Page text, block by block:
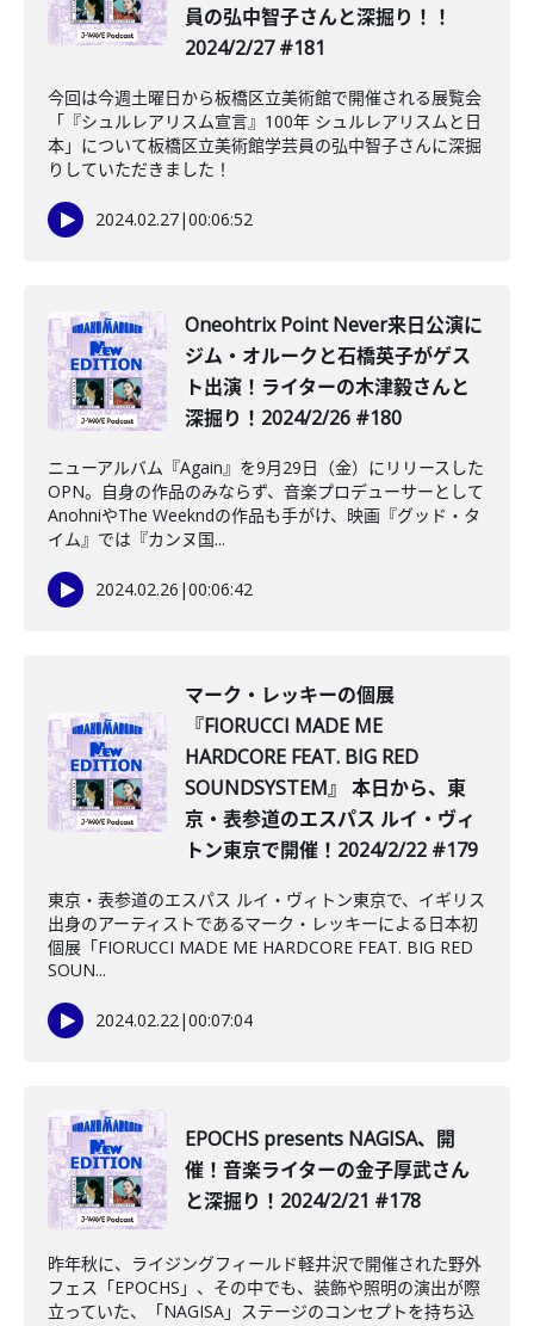
員の弘中智子さんと深掘り！！
2024/2/27 #181
今回は今週土曜日から板橋区立美術館で開催される展覧会
「『シュルレアリスム宣言』100年 シュルレアリスムと日
本」について板橋区立美術館学芸員の弘中智子さんに深掘
りしていただきました！
2024.02.27|00:06:52
Oneohtrix Point Never来日公演に
ジム・オルークと石橋英子がゲス
ト出演！ライターの木津毅さんと
深掘り！2024/2/26 #180
ニューアルバム『Again』を9月29日（金）にリリースした
OPN。自身の作品のみならず、音楽プロデューサーとして
AnohniやThe Weekndの作品も手がけ、映画『グッド・タ
イム』では『カンヌ国...
2024.02.26 |00:06:42
マーク・レッキーの個展
『FIORUCCI MADE ME
HARDCORE FEAT. BIG RED
SOUNDSYSTEM』 本日から、東
京・表参道のエスパス ルイ・ヴィ
トン東京で開催！2024/2/22 #179
東京・表参道のエスパス ルイ・ヴィトン東京で、イギリス
出身のアーティストであるマーク・レッキーによる日本初
個展「FIORUCCI MADE ME HARDCORE FEAT. BIG RED
SOUN...
2024.02.22|00:07:04
EPOCHS presents NAGISA、開
催！音楽ライターの金子厚武さん
と深掘り！2024/2/21 #178
昨年秋に、ライジングフィールド軽井沢で開催された野外
フェス「EPOCHS」、その中でも、装飾や照明の演出が際
立っていた、「NAGISA」ステージのコンセプトを持ち込